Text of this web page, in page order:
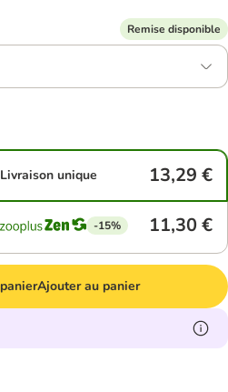
Remise disponible
Livraison unique 13,29 €
-15% 11,30 €
Ajouter au panier